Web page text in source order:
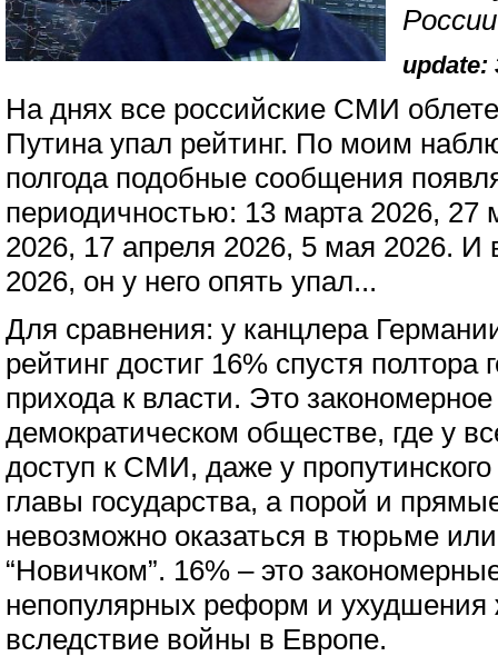
update:
На днях все российские СМИ
Путина упал рейтинг. По моим
полгода подобные сообщения
периодичностью: 13 марта 2026, 27
2026, 17 апреля 2026, 5 мая 2026. И
2026, он у него опять упал...
Для сравнения: у канцлера
рейтинг достиг 16% спустя
прихода к власти. Это
демократическом обществе, где у
доступ к СМИ, даже у
главы государства, а порой и
невозможно оказаться в тюрьме
“Новичком”. 16% – это
непопулярных реформ и ухудшения
вследствие войны в Европе.